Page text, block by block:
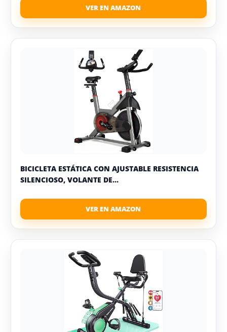
BICICLETA ESTÁTICA CON AJUSTABLE RESISTENCIA
SILENCIOSO, VOLANTE DE...